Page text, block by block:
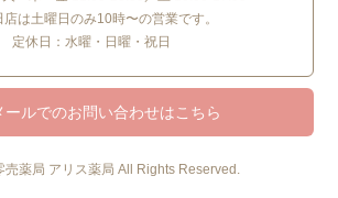
は土曜日のみ10時〜の営業です。
定休日：水曜・日曜・祝日
ールでのお問い合わせはこちら
売薬局 アリス薬局 All Rights Reserved.